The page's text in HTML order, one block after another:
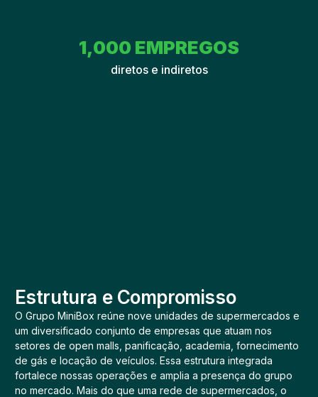
diretos e indiretos
1,000 EMPREGOS
Estrutura e Compromisso
O Grupo MiniBox reúne nove unidades de supermercados e
um diversificado conjunto de empresas que atuam nos
setores de open malls, panificação, academia, fornecimento
de gás e locação de veículos. Essa estrutura integrada
fortalece nossas operações e amplia a presença do grupo
no mercado. Mais do que uma rede de supermercados, o